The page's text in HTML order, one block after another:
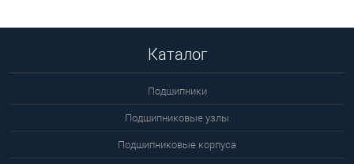
Каталог
Подшипники
Подшипниковые узлы
Подшипниковые корпуса